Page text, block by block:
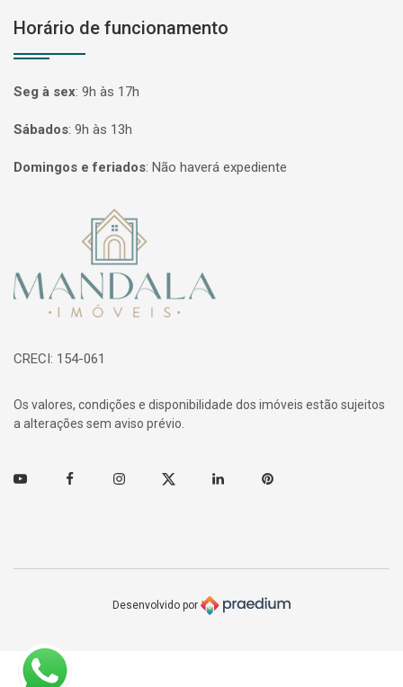
Horário de funcionamento
Seg à sex: 9h às 17h
Sábados: 9h às 13h
Domingos e feriados: Não haverá expediente
Página inicial
CRECI: 154-061
Os valores, condições e disponibilidade dos imóveis estão sujeitos
a alterações sem aviso prévio.
Youtube FacebookInstagramTwitter Linkedin Pinterest
Desenvolvido por